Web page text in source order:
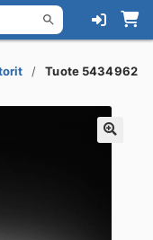
Tuote 5434962